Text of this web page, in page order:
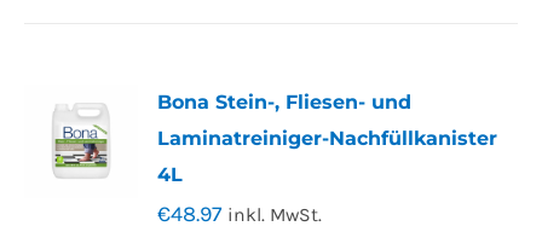
Bona Stein-, Fliesen- und
Laminatreiniger-Nachfüllkanister
4L
€48.97 inkl. MwSt.